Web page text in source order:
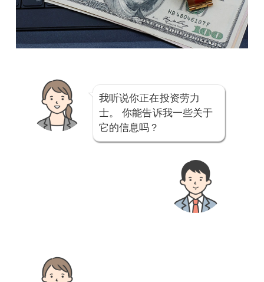
我听说你正在投资劳力
士。 你能告诉我一些关于
它的信息吗？